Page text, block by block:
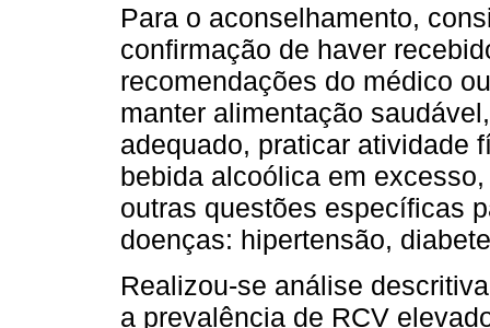
Para o aconselhamento,
confirmação de haver
recomendações do médico
manter alimentação
adequado, praticar atividade
bebida alcoólica em
outras questões específicas
doenças: hipertensão,
Realizou-se análise
a prevalência de RCV